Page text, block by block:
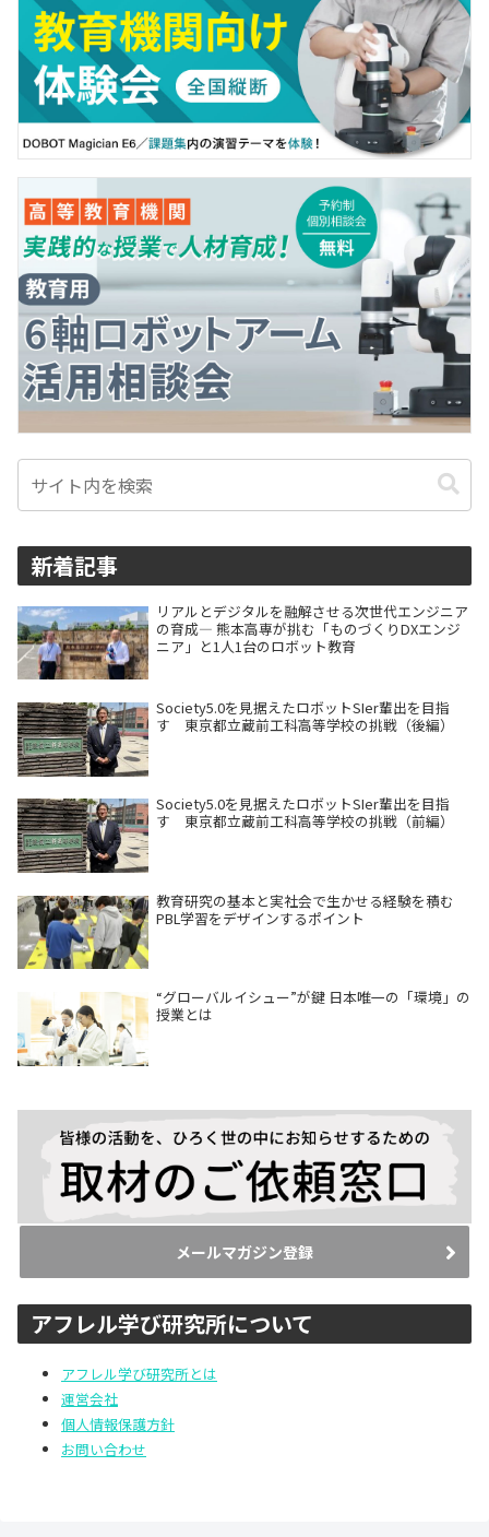
新着記事
リアルとデジタルを融解させる次世代エンジニア
の育成― 熊本高専が挑む「ものづくりDXエンジ
ニア」と1人1台のロボット教育
Society5.0を見据えたロボットSIer輩出を目指
す 東京都立蔵前工科高等学校の挑戦（後編）
Society5.0を見据えたロボットSIer輩出を目指
す 東京都立蔵前工科高等学校の挑戦（前編）
教育研究の基本と実社会で生かせる経験を積む
PBL学習をデザインするポイント
“グローバルイシュー”が鍵 日本唯一の「環境」の
授業とは
メールマガジン登録
アフレル学び研究所について
アフレル学び研究所とは
運営会社
個人情報保護方針
お問い合わせ